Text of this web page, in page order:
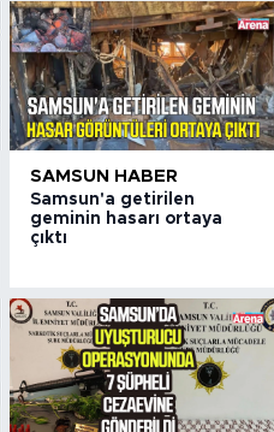
SAMSUN HABER
Samsun'a getirilen
geminin hasarı ortaya
çıktı